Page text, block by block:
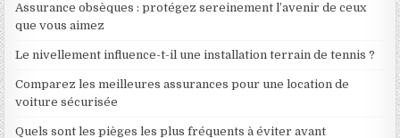
Assurance obsèques : protégez sereinement l’avenir de ceux
que vous aimez
Le nivellement influence-t-il une installation terrain de tennis ?
Comparez les meilleures assurances pour une location de
voiture sécurisée
Quels sont les pièges les plus fréquents à éviter avant